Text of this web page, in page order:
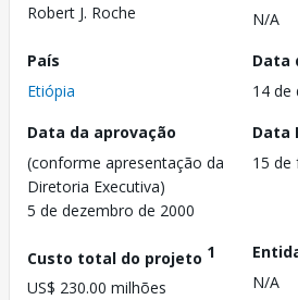
Robert J. Roche
N/A
País
Etiópia
Data
14 de
Data da aprovação
(conforme apresentação da
Diretoria Executiva)
5 de dezembro de 2000
Data
15 de
Custo total do projeto 1
US$ 230.00 milhões
N/A